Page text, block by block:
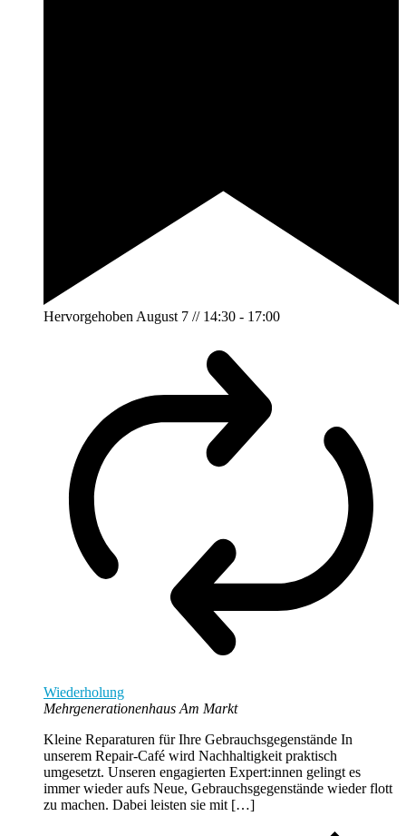
Hervorgehoben August 7 // 14:30 - 17:00
Wiederholung
Mehrgenerationenhaus Am Markt
Kleine Reparaturen für Ihre Gebrauchsgegenstände In
unserem Repair-Café wird Nachhaltigkeit praktisch
umgesetzt. Unseren engagierten Expert:innen gelingt es
immer wieder aufs Neue, Gebrauchsgegenstände wieder flott
zu machen. Dabei leisten sie mit […]